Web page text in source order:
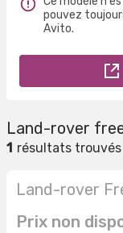
pouvez
Avito.
Land-rover
1 résultats trouvés
Land-rover
Prix non